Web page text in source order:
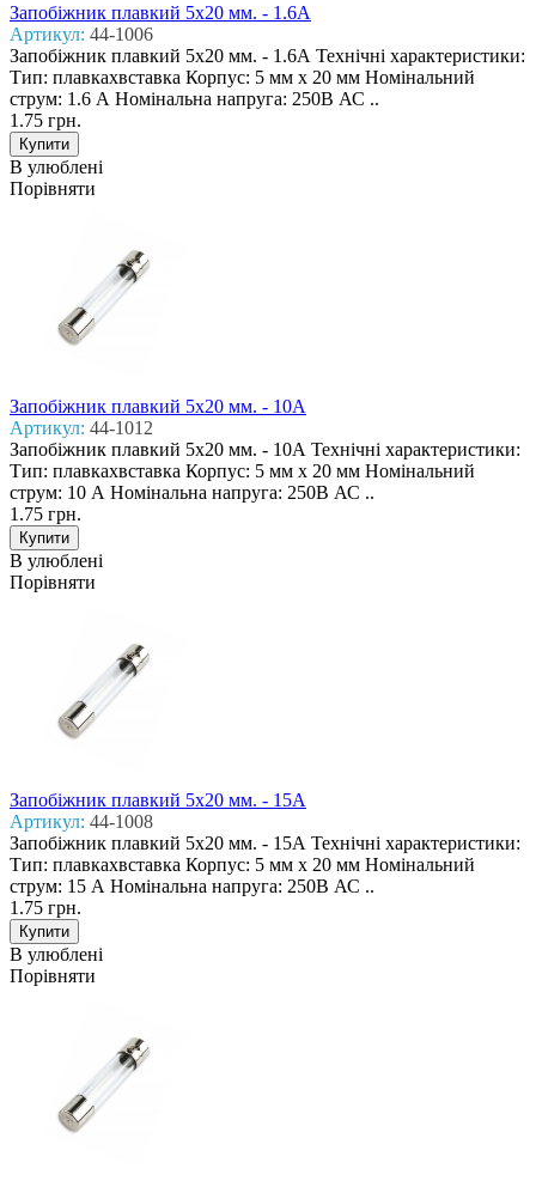
Запобіжник плавкий 5x20 мм. - 1.6А
Артикул: 44-1006
Запобіжник плавкий 5x20 мм. - 1.6А Технічні характеристики:
Тип: плавкахвставка Корпус: 5 мм х 20 мм Номінальний
струм: 1.6 А Номінальна напруга: 250В АС ..
1.75 грн.
В улюблені
Порівняти
Запобіжник плавкий 5x20 мм. - 10А
Артикул: 44-1012
Запобіжник плавкий 5x20 мм. - 10А Технічні характеристики:
Тип: плавкахвставка Корпус: 5 мм х 20 мм Номінальний
струм: 10 А Номінальна напруга: 250В АС ..
1.75 грн.
В улюблені
Порівняти
Запобіжник плавкий 5x20 мм. - 15А
Артикул: 44-1008
Запобіжник плавкий 5x20 мм. - 15А Технічні характеристики:
Тип: плавкахвставка Корпус: 5 мм х 20 мм Номінальний
струм: 15 А Номінальна напруга: 250В АС ..
1.75 грн.
В улюблені
Порівняти